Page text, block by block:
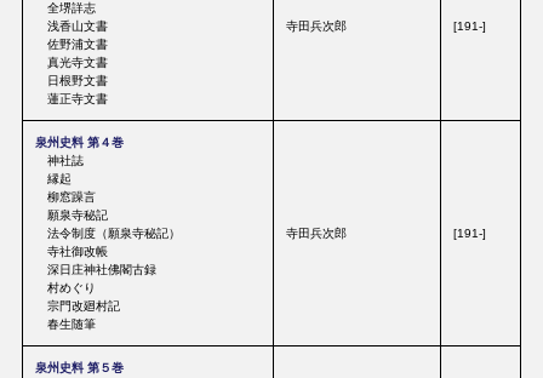
全堺詳志
浅香山文書
佐野浦文書
真光寺文書
日根野文書
蓮正寺文書
寺田兵次郎 [191-]
泉州史料 第４巻
神社誌
縁起
柳窓躁言
願泉寺秘記
法令制度（願泉寺秘記）
寺社御改帳
深日庄神社佛閣古録
村めぐり
宗門改廻村記
春生随筆
寺田兵次郎 [191-]
泉州史料 第５巻